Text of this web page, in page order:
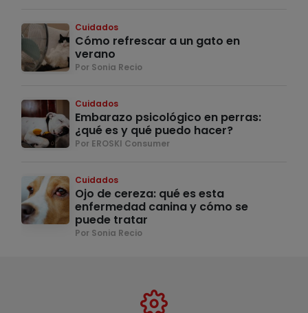
Cuidados
Cómo refrescar a un gato en
verano
Por Sonia Recio
Cuidados
Embarazo psicológico en perras:
¿qué es y qué puedo hacer?
Por EROSKI Consumer
Cuidados
Ojo de cereza: qué es esta
enfermedad canina y cómo se
puede tratar
Por Sonia Recio